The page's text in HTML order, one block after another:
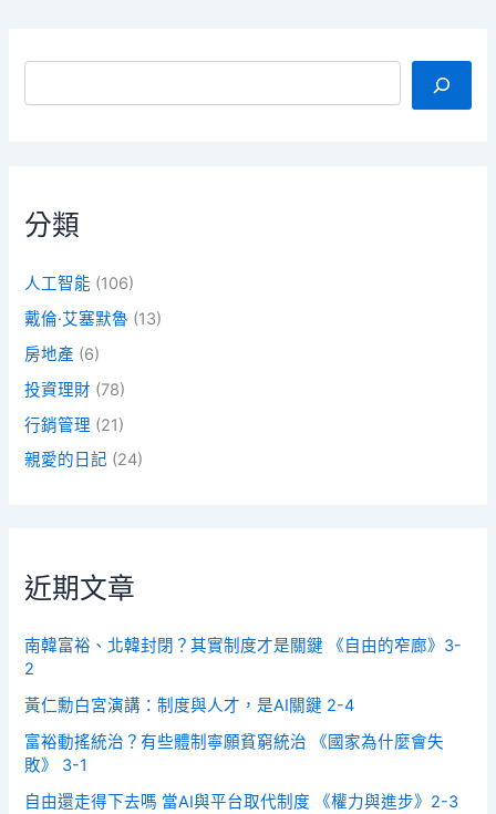
搜尋
分類
人工智能 (106)
戴倫·艾塞默魯 (13)
房地產 (6)
投資理財 (78)
行銷管理 (21)
親愛的日記 (24)
近期文章
南韓富裕、北韓封閉？其實制度才是關鍵 《自由的窄廊》3-
2
黃仁勳白宮演講：制度與人才，是AI關鍵 2-4
富裕動搖統治？有些體制寧願貧窮統治 《國家為什麼會失
敗》 3-1
自由還走得下去嗎 當AI與平台取代制度 《權力與進步》2-3